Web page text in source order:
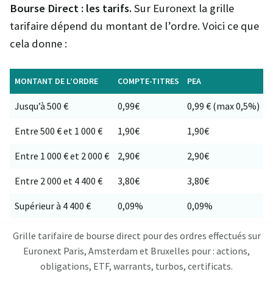
Bourse Direct : les tarifs.Sur Euronext la grille
tarifaire dépend du montant de l’ordre. Voici ce que
cela donne :
MONTANT DE L’ORDRE COMPTE-TITRES PEA
Jusqu’à 500 € 0,99€ 0,99 € (max 0,5%)
Entre 500 € et 1 000 € 1,90€ 1,90€
Entre 1 000 € et 2 000 € 2,90€ 2,90€
Entre 2 000 et 4 400 € 3,80€ 3,80€
Supérieur à 4 400 € 0,09% 0,09%
Grille tarifaire de bourse direct pour des ordres effectués sur
Euronext Paris, Amsterdam et Bruxelles pour : actions,
obligations, ETF, warrants, turbos, certificats.